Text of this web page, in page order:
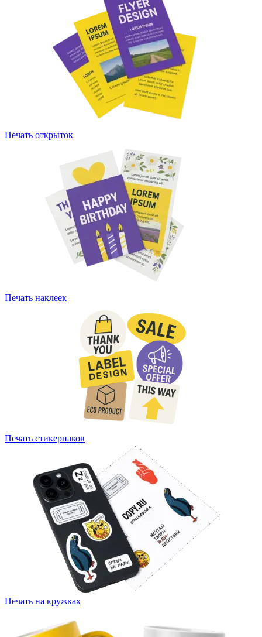
Печать открыток
Печать наклеек
Печать стикерпаков
Печать на кружках